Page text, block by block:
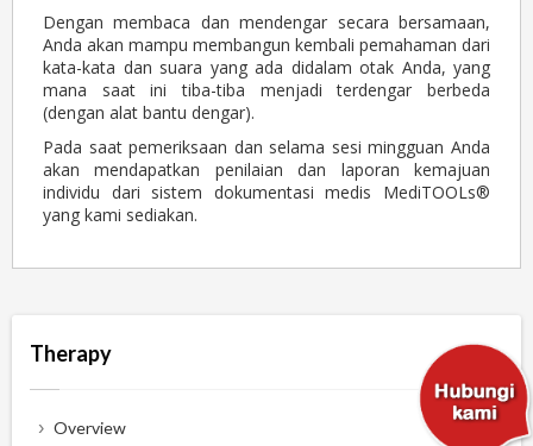
Dengan membaca dan mendengar secara bersamaan,
Anda akan mampu membangun kembali pemahaman dari
kata-kata dan suara yang ada didalam otak Anda, yang
mana saat ini tiba-tiba menjadi terdengar berbeda
(dengan alat bantu dengar).
Pada saat pemeriksaan dan selama sesi mingguan Anda
akan mendapatkan penilaian dan laporan kemajuan
individu dari sistem dokumentasi medis MediTOOLs®
yang kami sediakan.
Therapy
Overview